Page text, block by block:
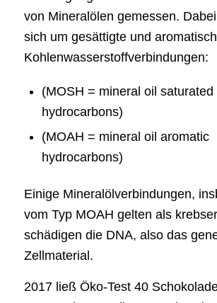
von Mineralölen gemessen.
sich um gesättigte und
Kohlenwasserstoffverbindungen:
(MOSH = mineral oil saturated
hydrocarbons)
(MOAH = mineral oil aromatic
hydrocarbons)
Einige Mineralölverbindungen,
vom Typ MOAH gelten als
schädigen die DNA, also das
Zellmaterial.
2017 ließ Öko-Test 40